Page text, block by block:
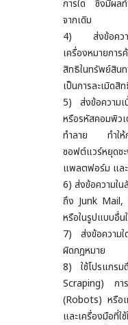
การใด ซึ่งมีผลท
จากเดิม
4) ส่งข้อควา
เครื่องหมายการ
สิทธิในทรัพย์สิน
เป็นการละเมิดสิ
5) ส่งข้อความเ
หรือรหัสคอมพิว
ทำลาย ทำให้
ซอฟต์แวร์หยุ
แพลตฟอร์ม แล
6) ส่งข้อความใ
ถึง Junk Mail,
หรือในรูปแบบอื่น
7) ส่งข้อความใ
ผิดกฎหมาย
8) ใช้โปรแกร
Scraping) ก
(Robots) หรือ
และเครื่องมือที่